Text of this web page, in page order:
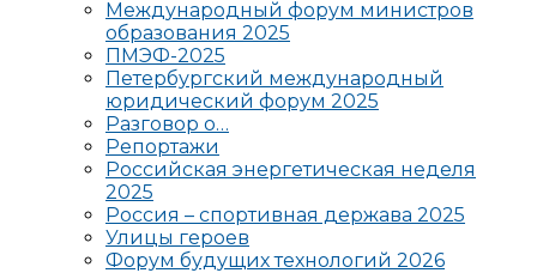
Международный форум министров
образования 2025
ПМЭФ-2025
Петербургский международный
юридический форум 2025
Разговор о…
Репортажи
Российская энергетическая неделя
2025
Россия – спортивная держава 2025
Улицы героев
Форум будущих технологий 2026